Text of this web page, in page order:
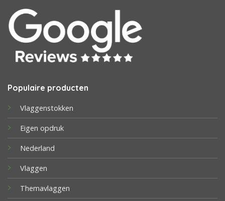
Populaire producten
Vlaggenstokken
Eigen opdruk
Nederland
Vlaggen
Themavlaggen